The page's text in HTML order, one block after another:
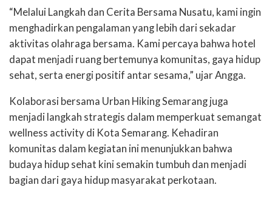
“Melalui Langkah dan Cerita Bersama Nusatu, kami ingin
menghadirkan pengalaman yang lebih dari sekadar
aktivitas olahraga bersama. Kami percaya bahwa hotel
dapat menjadi ruang bertemunya komunitas, gaya hidup
sehat, serta energi positif antar sesama,” ujar Angga.
Kolaborasi bersama Urban Hiking Semarang juga
menjadi langkah strategis dalam memperkuat semangat
wellness activity di Kota Semarang. Kehadiran
komunitas dalam kegiatan ini menunjukkan bahwa
budaya hidup sehat kini semakin tumbuh dan menjadi
bagian dari gaya hidup masyarakat perkotaan.